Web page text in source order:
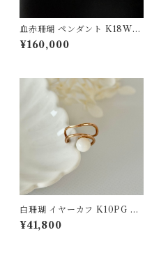
血赤珊瑚 ペンダント K18WG
0.03ct
¥160,000
白珊瑚 イヤーカフ K10PG ps
-22
¥41,800